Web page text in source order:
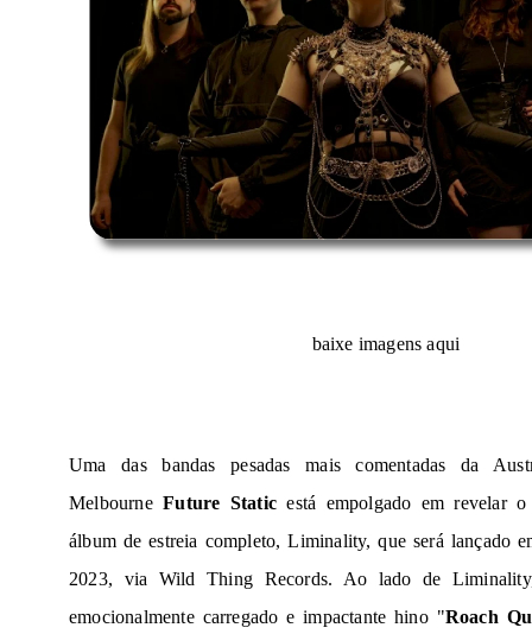
baixe imagens aqui
Uma das bandas pesadas mais comentadas da
MelbourneFuture Staticestá empolgado em revelar o
álbum de estreia completo,Liminality, que será lançado
2023, via Wild Thing Records. Ao lado de Liminality
emocionalmente carregado e impactante hino "Roach